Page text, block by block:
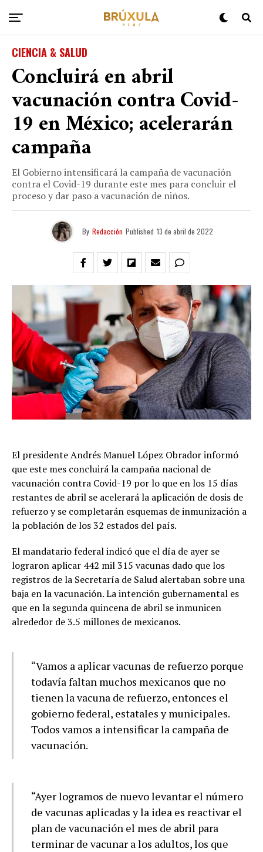
CIENCIA & SALUD
Concluirá en abril
vacunación contra Covid-
19 en México; acelerarán
campaña
El Gobierno intensificará la campaña de vacunación
contra el Covid-19 durante este mes para concluir el
proceso y dar paso a vacunación de niños.
By Redacción Published 13 de abril de 2022
El presidente Andrés Manuel López Obrador informó
que este mes concluirá la campaña nacional de
vacunación contra Covid-19 por lo que en los 15 días
restantes de abril se acelerará la aplicación de dosis de
refuerzo y se completarán esquemas de inmunización a
la población de los 32 estados del país.
El mandatario federal indicó que el día de ayer se
lograron aplicar 442 mil 315 vacunas dado que los
registros de la Secretaría de Salud alertaban sobre una
baja en la vacunación. La intención gubernamental es
que en la segunda quincena de abril se inmunicen
alrededor de 3.5 millones de mexicanos.
“Vamos a aplicar vacunas de refuerzo porque
todavía faltan muchos mexicanos que no
tienen la vacuna de refuerzo, entonces el
gobierno federal, estatales y municipales.
Todos vamos a intensificar la campaña de
vacunación.
“Ayer logramos de nuevo levantar el número
de vacunas aplicadas y la idea es reactivar el
plan de vacunación el mes de abril para
terminar de vacunar a los adultos, los que